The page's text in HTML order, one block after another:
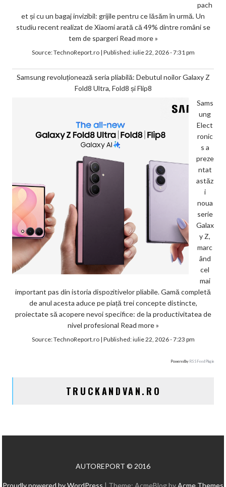
pach
et și cu un bagaj invizibil: grijile pentru ce lăsăm în urmă. Un
studiu recent realizat de Xiaomi arată că 49% dintre români se
tem de spargeri Read more »
Source:TechnoReport.ro| Published:iulie 22, 2026 - 7:31 pm
Samsung revoluționează seria pliabilă: Debutul noilor Galaxy Z
Fold8 Ultra, Fold8 și Flip8
Sams
ung
Elect
ronic
s a
preze
ntat
astăz
i
noua
serie
Galax
y Z,
marc
ând
cel
mai
important pas din istoria dispozitivelor pliabile. Gamă completă
de anul acesta aduce pe piață trei concepte distincte,
proiectate să acopere nevoi specifice: de la productivitatea de
nivel profesional Read more »
Source:TechnoReport.ro| Published:iulie 22, 2026 - 7:23 pm
Powered by RSS Feed Plugin
TRUCKANDVAN.RO
AUTOREPORT © 2016